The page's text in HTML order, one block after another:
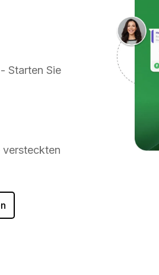
Starten Sie
versteckten